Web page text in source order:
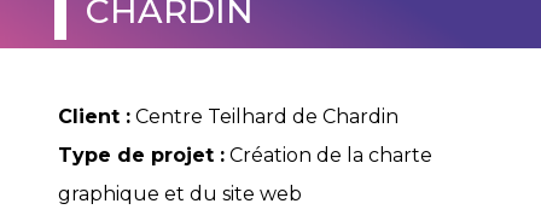
CHARDIN
Client :Centre Teilhard de Chardin
Type de projet :Création de la charte
graphique et du site web